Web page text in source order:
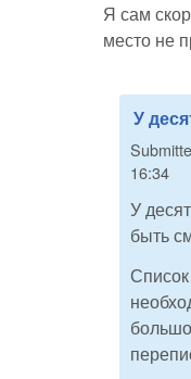
Я сам
место не
У
16:34
У
быть